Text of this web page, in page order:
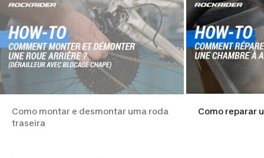
Como montar e desmontar uma roda
traseira
Como reparar